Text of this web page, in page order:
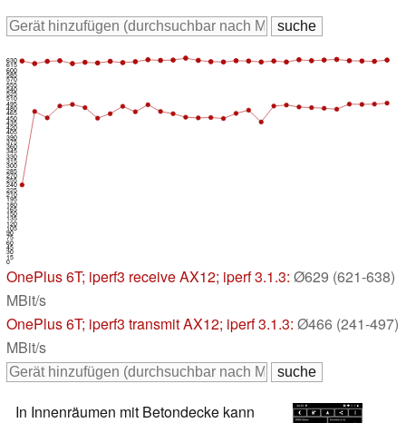
0
15
30
45
60
75
90
105
120
135
150
165
180
195
210
225
240
255
270
285
300
315
330
345
360
375
390
405
420
435
450
465
480
495
510
525
540
555
570
585
600
615
630
OnePlus 6T; iperf3 receive AX12; iperf 3.1.3: Ø629 (621-638)
MBit/s
OnePlus 6T; iperf3 transmit AX12; iperf 3.1.3: Ø466 (241-497)
MBit/s
In Innenräumen mit Betondecke kann